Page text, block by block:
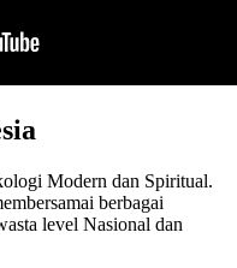
Modern dan Spiritual.
berbagai
level Nasional dan